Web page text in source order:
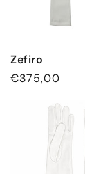
Zefiro
通
€375,00